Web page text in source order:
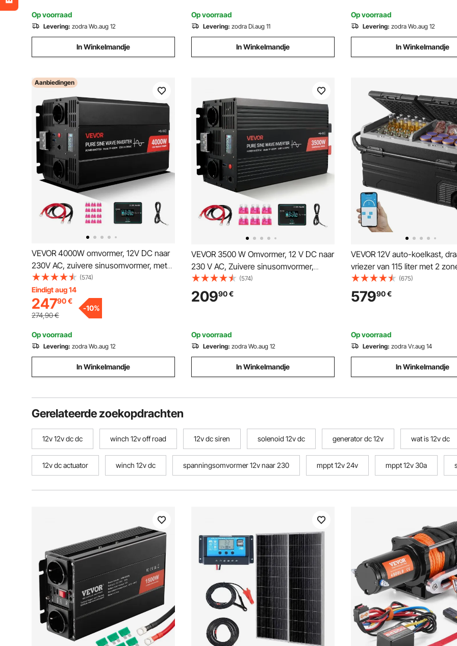
Op voorraad
Levering: zodra Wo.aug 12
In Winkelmandje
Op voorraad
Levering: zodra Di.aug 11
In Winkelmandje
Op voorraad
Levering: zodra Wo.aug 12
In Winkelmandje
Aanbiedingen
VEVOR 4000W omvormer, 12V DC naar
230V AC, zuivere sinusomvormer, met
LCD-scherm, afstandsbediening, 2
USB-poorten, 2 stopcontacten, Type-
C-connector, voor campers,
vrachtwagens en buitengebruik
(574)
Eindigt aug 14
24790€
274,90€
-10%
Op voorraad
Levering: zodra Wo.aug 12
In Winkelmandje
VEVOR 3500 W Omvormer, 12 V DC naar
230 V AC, Zuivere sinusomvormer,
Zonne-energie autolader converter met
LCD-display, afstandsbediening, USB-
poort, 2 stopcontacten, Type-C-poort
(574)
20990€
Op voorraad
Levering: zodra Wo.aug 12
In Winkelmandje
VEVOR 12V auto-koelkast,
vriezer van 115 liter met 2
en handvat, -20°C tot 20°C,
/ 100-240V AC compressor
buitengebruik, kamperen en
(675)
57990€
Op voorraad
Levering: zodra Vr.aug 14
In Winkelmandje
Gerelateerde zoekopdrachten
12v 12v dc dc winch 12v off road 12v dc siren solenoid 12v dc generator dc 12v wat is 12v dc
12v dc actuator winch 12v dc spanningsomvormer 12v naar 230 mppt 12v 24v mppt 12v 30a